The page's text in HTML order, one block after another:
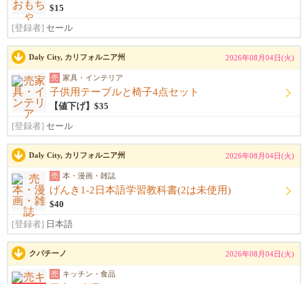
$15
[登録者] セール
Daly City, カリフォルニア州 2026年08月04日(火)
売 家具・インテリア
子供用テーブルと椅子4点セット
【値下げ】$35
[登録者] セール
Daly City, カリフォルニア州 2026年08月04日(火)
売 本・漫画・雑誌
げんき1-2日本語学習教科書(2は未使用)
$40
[登録者] 日本語
クパチーノ 2026年08月04日(火)
売 キッチン・食品